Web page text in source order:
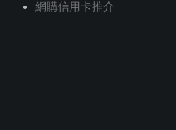
網購信用卡推介